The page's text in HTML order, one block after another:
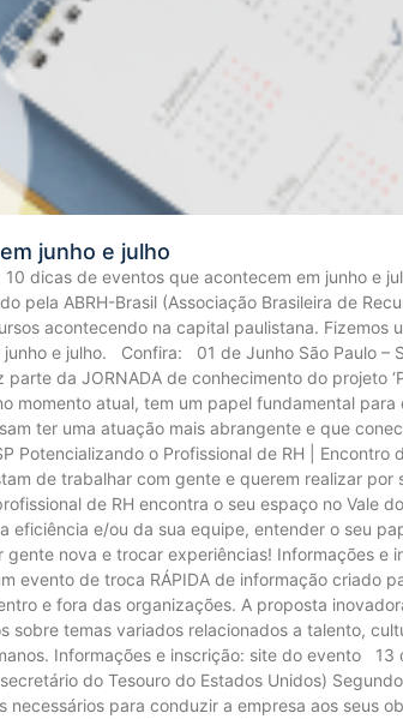
junho e julho
10 dicas de eventos que acontecem em junho e
pela ABRH-Brasil (Associação Brasileira de
acontecendo na capital paulistana. Fizemos
e julho. Confira: 01 de Junho São Paulo –
da JORNADA de conhecimento do projeto
momento atual, tem um papel fundamental
ter uma atuação mais abrangente e que
Potencializando o Profissional de RH | Encontro
de trabalhar com gente e querem realizar por
de RH encontra o seu espaço no Vale
eficiência e/ou da sua equipe, entender o seu
nova e trocar experiências! Informações e
evento de troca RÁPIDA de informação criado
e fora das organizações. A proposta
temas variados relacionados a talento,
Informações e inscrição: site do evento 13
do Tesouro do Estados Unidos)
para conduzir a empresa aos seus